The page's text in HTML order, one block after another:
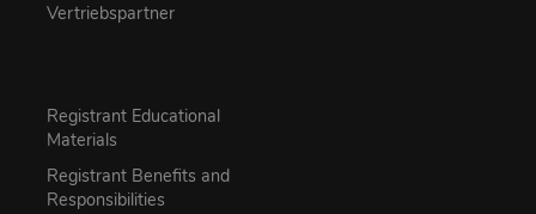
Vertriebspartner
Registrant Educational
Materials
Registrant Benefits and
Responsibilities